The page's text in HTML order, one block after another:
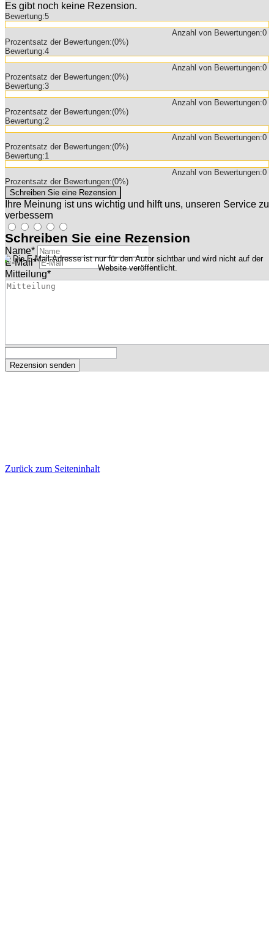
Es gibt noch keine Rezension.
Bewertung:5
Anzahl von Bewertungen:0
Prozentsatz der Bewertungen:(0%)
Bewertung:4
Anzahl von Bewertungen:0
Prozentsatz der Bewertungen:(0%)
Bewertung:3
Anzahl von Bewertungen:0
Prozentsatz der Bewertungen:(0%)
Bewertung:2
Anzahl von Bewertungen:0
Prozentsatz der Bewertungen:(0%)
Bewertung:1
Anzahl von Bewertungen:0
Prozentsatz der Bewertungen:(0%)
Ihre Meinung ist uns wichtig und hilft uns, unseren Service zu
verbessern
Schreiben Sie eine Rezension
Name*
E-Mail*
Mitteilung*
Zurück zum Seiteninhalt